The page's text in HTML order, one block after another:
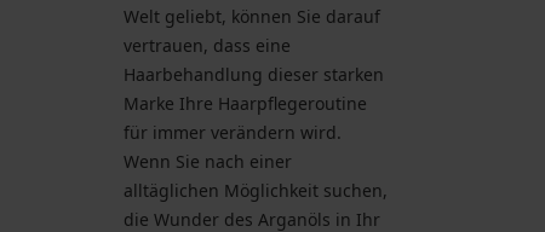
Welt geliebt, können Sie darauf
vertrauen, dass eine
Haarbehandlung dieser starken
Marke Ihre Haarpflegeroutine
für immer verändern wird.
Wenn Sie nach einer
alltäglichen Möglichkeit suchen,
die Wunder des Arganöls in Ihr